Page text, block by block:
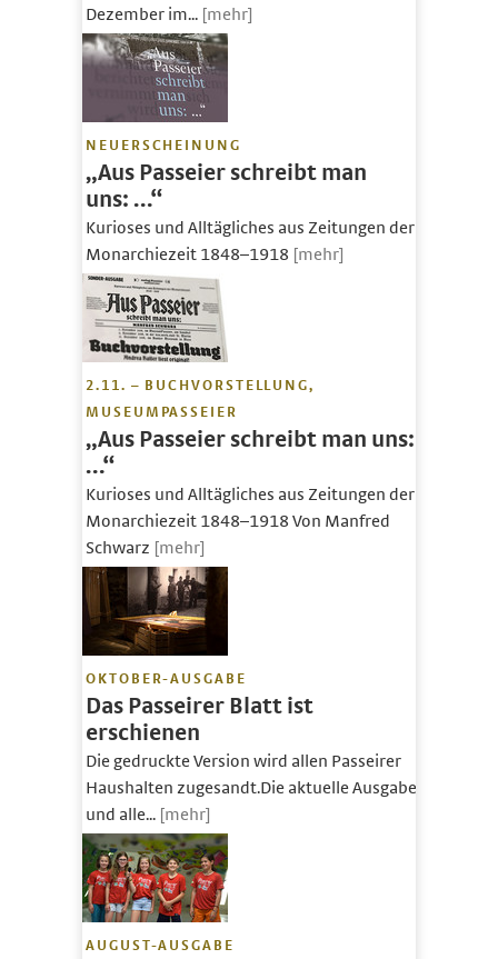
Dezember im... [mehr]
NEUERSCHEINUNG
„Aus Passeier schreibt man
uns: …“
Kurioses und Alltägliches aus Zeitungen der
Monarchiezeit 1848–1918 [mehr]
2.11. – BUCHVORSTELLUNG,
MUSEUMPASSEIER
„Aus Passeier schreibt man uns:
…“
Kurioses und Alltägliches aus Zeitungen der
Monarchiezeit 1848–1918 Von Manfred
Schwarz [mehr]
OKTOBER-AUSGABE
Das Passeirer Blatt ist
erschienen
Die gedruckte Version wird allen Passeirer
Haushalten zugesandt.Die aktuelle Ausgabe
und alle... [mehr]
AUGUST-AUSGABE